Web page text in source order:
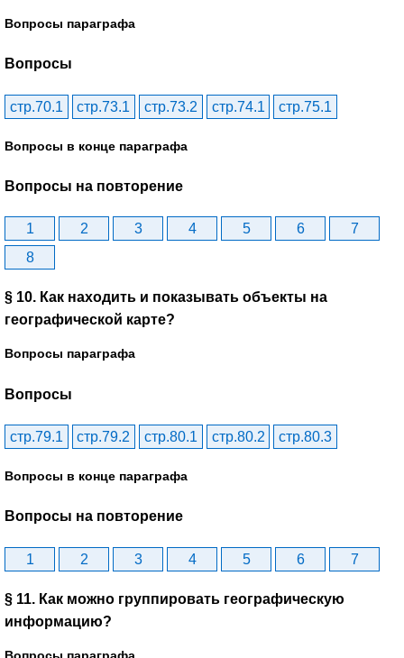
Вопросы параграфа
Вопросы
стр.70.1 стр.73.1 стр.73.2 стр.74.1 стр.75.1
Вопросы в конце параграфа
Вопросы на повторение
1 2 3 4 5 6
7
8
§ 10. Как находить и показывать объекты на
географической карте?
Вопросы параграфа
Вопросы
стр.79.1 стр.79.2 стр.80.1 стр.80.2 стр.80.3
Вопросы в конце параграфа
Вопросы на повторение
1 2 3 4 5 6 7
§ 11. Как можно группировать географическую
информацию?
Вопросы параграфа